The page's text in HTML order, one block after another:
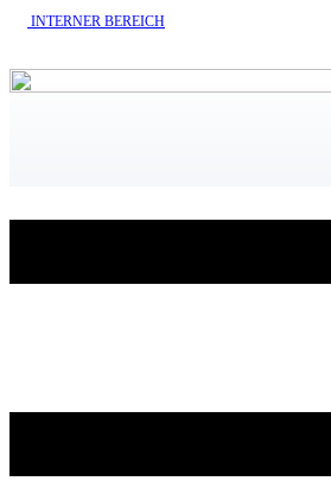
INTERNE​R BEREICH